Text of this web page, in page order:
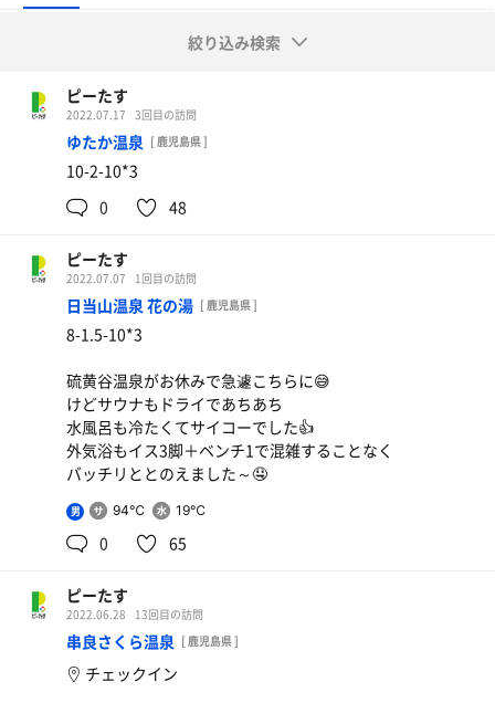
絞り込み検索
ピーたす
2022.07.17 3回目の訪問
ゆたか温泉 [ 鹿児島県 ]
10-2-10*3
0
48
ピーたす
2022.07.07 1回目の訪問
日当山温泉 花の湯 [ 鹿児島県 ]
8-1.5-10*3
硫黄谷温泉がお休みで急遽こちらに😅
けどサウナもドライであちあち
水風呂も冷たくてサイコーでした👍
外気浴もイス3脚＋ベンチ1で混雑することなく
バッチリととのえました～🤤
男 94℃ 19℃
0 65
ピーたす
2022.06.28 13回目の訪問
串良さくら温泉 [ 鹿児島県 ]
チェックイン